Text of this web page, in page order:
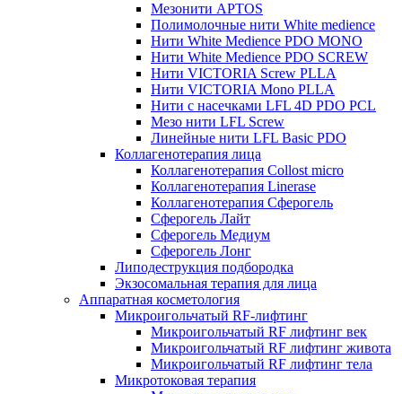
Мезонити APTOS
Полимолочные нити White medience
Нити White Medience PDO MONO
Нити White Medience PDO SCREW
Нити VICTORIA Screw PLLA
Нити VICTORIA Mono PLLA
Нити с насечками LFL 4D PDO PCL
Мезо нити LFL Screw
Линейные нити LFL Basic PDO
Коллагенотерапия лица
Коллагенотерапия Collost micro
Коллагенотерапия Linerase
Коллагенотерапия Сферогель
Сферогель Лайт
Сферогель Медиум
Сферогель Лонг
Липодеструкция подбородка
Экзосомальная терапия для лица
Аппаратная косметология
Микроигольчатый RF-лифтинг
Микроигольчатый RF лифтинг век
Микроигольчатый RF лифтинг живота
Микроигольчатый RF лифтинг тела
Микротоковая терапия